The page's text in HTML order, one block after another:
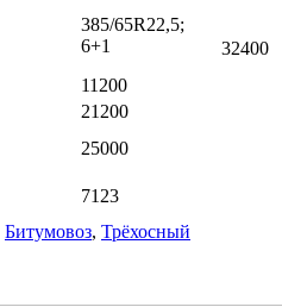
385/65R22,5;
6+1
32400
11200
21200
25000
7123
Битумовоз, Трёхосный